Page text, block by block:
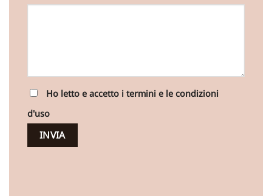
Ho letto e accetto i termini e le condizioni
d'uso